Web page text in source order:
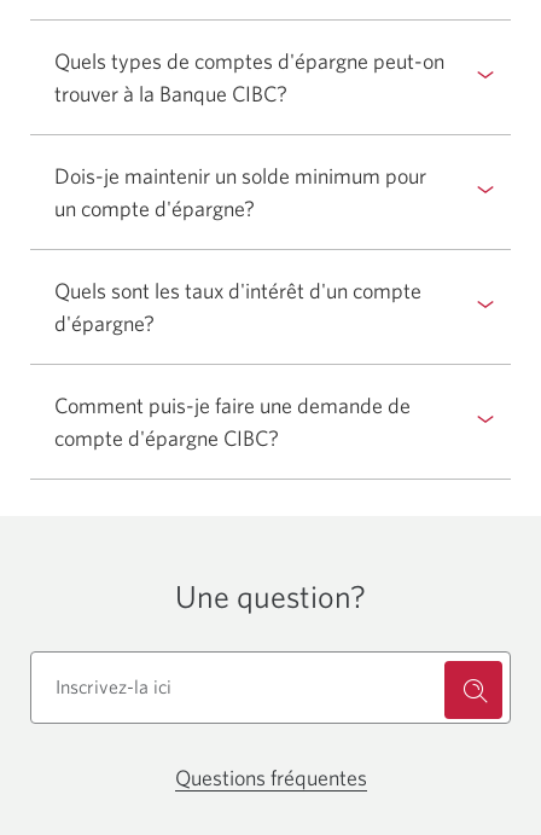
Quels types de comptes d'épargne peut-on
trouver à la Banque CIBC?
or
answer.
Dois-je maintenir un solde minimum pour
un compte d'épargne?
or
answer.
Quels sont les taux d'intérêt d'un compte
d'épargne?
or
hide
answer.
Comment puis-je faire une demande de
compte d'épargne CIBC?
answer.
Une question?
Questions fréquentes